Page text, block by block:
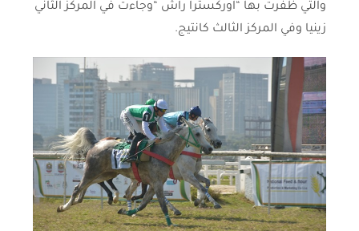
والتي ظفرت بها “اوركسترا راش “وجاءت في المركز الثاني
زينيا وفي المركز الثالث كانتيج.